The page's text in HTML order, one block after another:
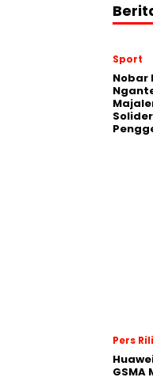
Sport
Nobar
Pers
GSMA